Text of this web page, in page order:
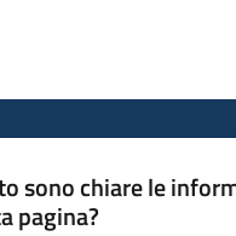
sono chiare le
pagina?